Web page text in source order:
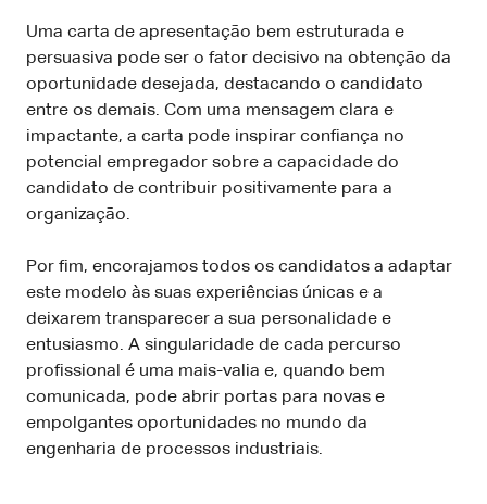
Uma carta de apresentação bem estruturada e
persuasiva pode ser o fator decisivo na obtenção da
oportunidade desejada, destacando o candidato
entre os demais. Com uma mensagem clara e
impactante, a carta pode inspirar confiança no
potencial empregador sobre a capacidade do
candidato de contribuir positivamente para a
organização.
Por fim, encorajamos todos os candidatos a adaptar
este modelo às suas experiências únicas e a
deixarem transparecer a sua personalidade e
entusiasmo. A singularidade de cada percurso
profissional é uma mais-valia e, quando bem
comunicada, pode abrir portas para novas e
empolgantes oportunidades no mundo da
engenharia de processos industriais.